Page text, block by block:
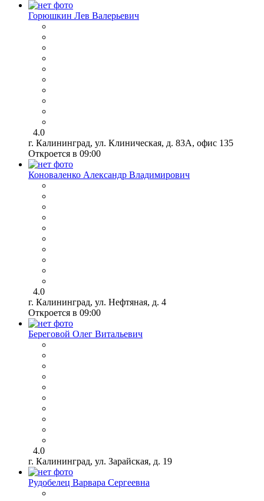
Горюшкин Лев Валерьевич
4.0
г. Калининград, ул. Клиническая, д. 83А, офис 135
Откроется в 09:00
Коноваленко Александр Владимирович
4.0
г. Калининград, ул. Нефтяная, д. 4
Откроется в 09:00
Береговой Олег Витальевич
4.0
г. Калининград, ул. Зарайская, д. 19
Рудобелец Варвара Сергеевна